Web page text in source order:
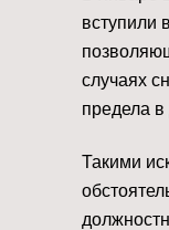
вступили
случаях
предела в
Такими